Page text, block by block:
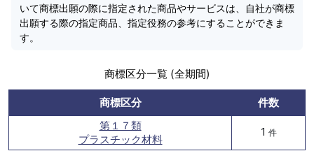
いて商標出願の際に指定された商品やサービスは、自社が商標
出願する際の指定商品、指定役務の参考にすることができま
す。
商標区分一覧 (全期間)
商標区分
件数
第１７類
プラスチック材料
1 件